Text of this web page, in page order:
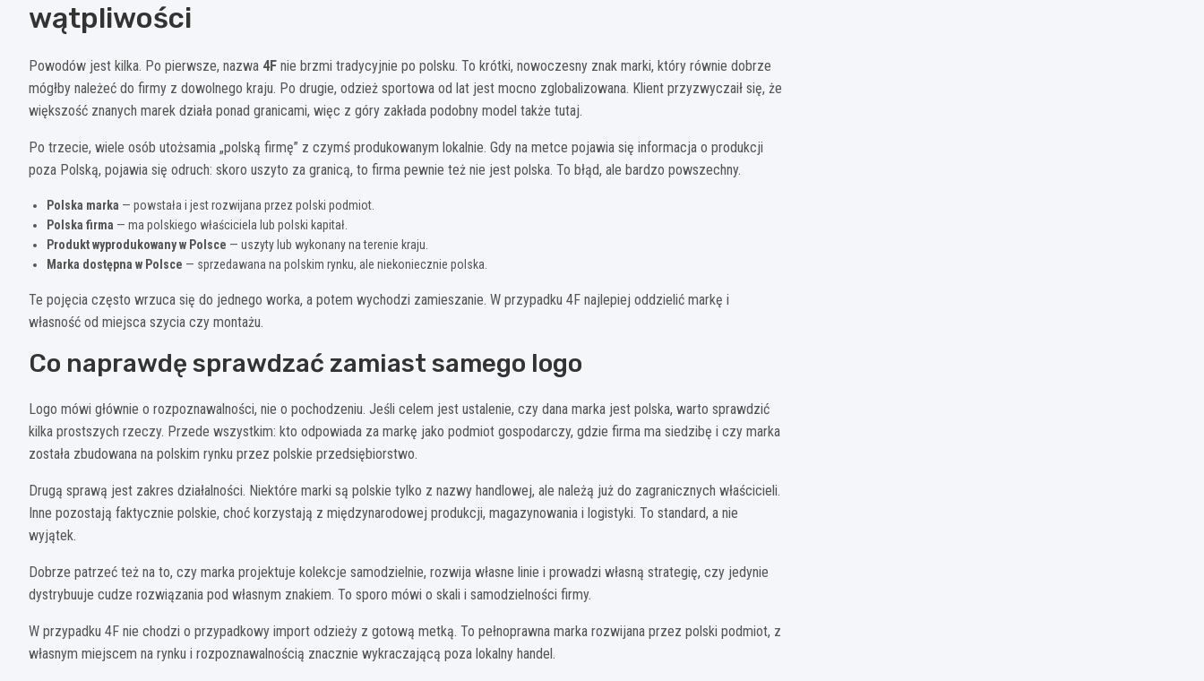
wątpliwości
Powodów jest kilka. Po pierwsze, nazwa 4F nie brzmi tradycyjnie po polsku. To krótki, nowoczesny znak marki, który równie dobrze
mógłby należeć do firmy z dowolnego kraju. Po drugie, odzież sportowa od lat jest mocno zglobalizowana. Klient przyzwyczaił się, że
większość znanych marek działa ponad granicami, więc z góry zakłada podobny model także tutaj.
Po trzecie, wiele osób utożsamia „polską firmę” z czymś produkowanym lokalnie. Gdy na metce pojawia się informacja o produkcji
poza Polską, pojawia się odruch: skoro uszyto za granicą, to firma pewnie też nie jest polska. To błąd, ale bardzo powszechny.
Polska marka — powstała i jest rozwijana przez polski podmiot.
Polska firma — ma polskiego właściciela lub polski kapitał.
Produkt wyprodukowany w Polsce — uszyty lub wykonany na terenie kraju.
Marka dostępna w Polsce — sprzedawana na polskim rynku, ale niekoniecznie polska.
Te pojęcia często wrzuca się do jednego worka, a potem wychodzi zamieszanie. W przypadku 4F najlepiej oddzielić markę i
własność od miejsca szycia czy montażu.
Co naprawdę sprawdzać zamiast samego logo
Logo mówi głównie o rozpoznawalności, nie o pochodzeniu. Jeśli celem jest ustalenie, czy dana marka jest polska, warto sprawdzić
kilka prostszych rzeczy. Przede wszystkim: kto odpowiada za markę jako podmiot gospodarczy, gdzie firma ma siedzibę i czy marka
została zbudowana na polskim rynku przez polskie przedsiębiorstwo.
Drugą sprawą jest zakres działalności. Niektóre marki są polskie tylko z nazwy handlowej, ale należą już do zagranicznych właścicieli.
Inne pozostają faktycznie polskie, choć korzystają z międzynarodowej produkcji, magazynowania i logistyki. To standard, a nie
wyjątek.
Dobrze patrzeć też na to, czy marka projektuje kolekcje samodzielnie, rozwija własne linie i prowadzi własną strategię, czy jedynie
dystrybuuje cudze rozwiązania pod własnym znakiem. To sporo mówi o skali i samodzielności firmy.
W przypadku 4F nie chodzi o przypadkowy import odzieży z gotową metką. To pełnoprawna marka rozwijana przez polski podmiot, z
własnym miejscem na rynku i rozpoznawalnością znacznie wykraczającą poza lokalny handel.